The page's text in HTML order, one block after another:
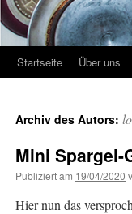
Startseite Über uns
Archiv des Autors:
Mini
Publiziert am 19/04/2020
Hier nun das